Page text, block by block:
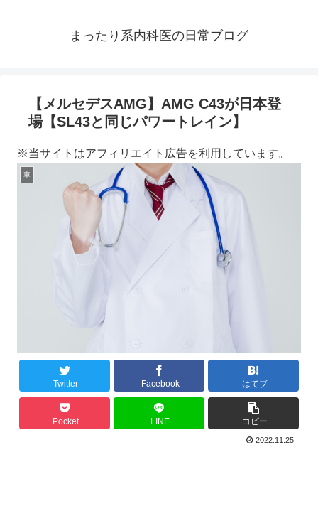
まったり系内科医の日常ブログ
【メルセデスAMG】AMG C43が日本登
場【SL43と同じパワートレイン】
※当サイトはアフィリエイト広告を利用しています。
車
Twitter Facebook はてブ
Pocket LINE コピー
2022.11.25